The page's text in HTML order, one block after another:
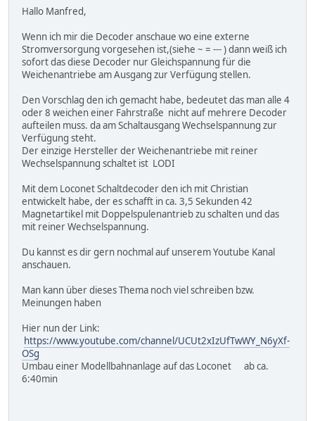
Hallo Manfred,
Wenn ich mir die Decoder anschaue wo eine externe
Stromversorgung vorgesehen ist,(siehe ~ = --- ) dann weiß ich
sofort das diese Decoder nur Gleichspannung für die
Weichenantriebe am Ausgang zur Verfügung stellen.
Den Vorschlag den ich gemacht habe, bedeutet das man alle 4
oder 8 weichen einer Fahrstraße nicht auf mehrere Decoder
aufteilen muss. da am Schaltausgang Wechselspannung zur
Verfügung steht.
Der einzige Hersteller der Weichenantriebe mit reiner
Wechselspannung schaltet ist LODI
Mit dem Loconet Schaltdecoder den ich mit Christian
entwickelt habe, der es schafft in ca. 3,5 Sekunden 42
Magnetartikel mit Doppelspulenantrieb zu schalten und das
mit reiner Wechselspannung.
Du kannst es dir gern nochmal auf unserem Youtube Kanal
anschauen.
Man kann über dieses Thema noch viel schreiben bzw.
Meinungen haben
Hier nun der Link:
https://www.youtube.com/channel/UCUt2xIzUfTwWY_N6yXf-
OSg
Umbau einer Modellbahnanlage auf das Loconet ab ca.
6:40min